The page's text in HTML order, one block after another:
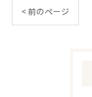
< 前のページ